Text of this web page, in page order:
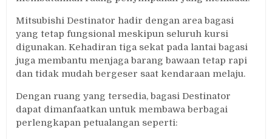
Mitsubishi Destinator hadir dengan area bagasi
yang tetap fungsional meskipun seluruh kursi
digunakan. Kehadiran tiga sekat pada lantai bagasi
juga membantu menjaga barang bawaan tetap rapi
dan tidak mudah bergeser saat kendaraan melaju.
Dengan ruang yang tersedia, bagasi Destinator
dapat dimanfaatkan untuk membawa berbagai
perlengkapan petualangan seperti: